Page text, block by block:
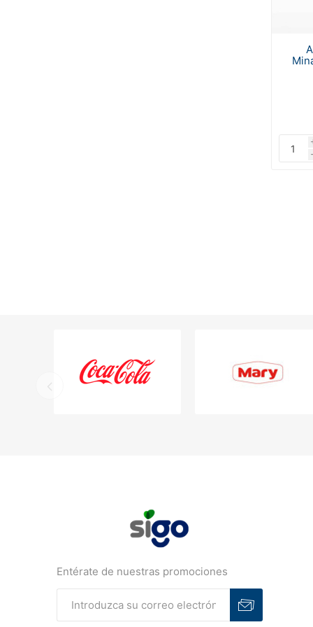
Entérate de nuestras promociones